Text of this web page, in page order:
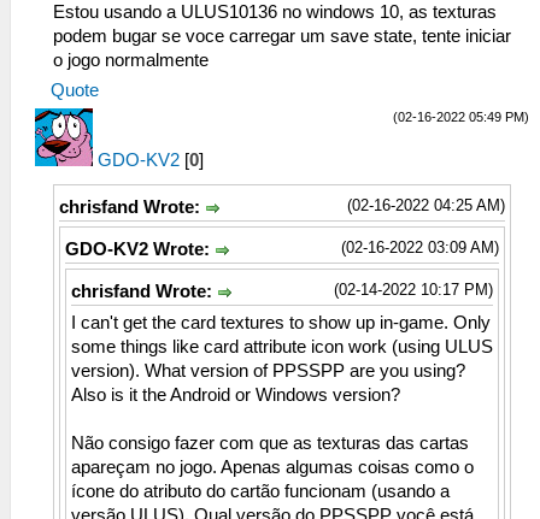
Estou usando a ULUS10136 no windows 10, as texturas
podem bugar se voce carregar um save state, tente iniciar
o jogo normalmente
Quote
(02-16-2022 05:49 PM)
GDO-KV2 [0]
(02-16-2022 04:25 AM)
chrisfand Wrote:
(02-16-2022 03:09 AM)
GDO-KV2 Wrote:
(02-14-2022 10:17 PM)
chrisfand Wrote:
I can't get the card textures to show up in-game. Only
some things like card attribute icon work (using ULUS
version). What version of PPSSPP are you using?
Also is it the Android or Windows version?
Não consigo fazer com que as texturas das cartas
apareçam no jogo. Apenas algumas coisas como o
ícone do atributo do cartão funcionam (usando a